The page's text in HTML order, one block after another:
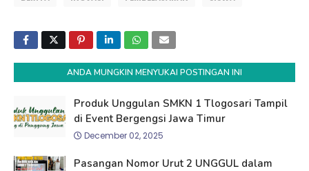
ANDA MUNGKIN MENYUKAI POSTINGAN INI
Produk Unggulan SMKN 1 Tlogosari Tampil
di Event Bergengsi Jawa Timur
December 02, 2025
Pasangan Nomor Urut 2 UNGGUL dalam